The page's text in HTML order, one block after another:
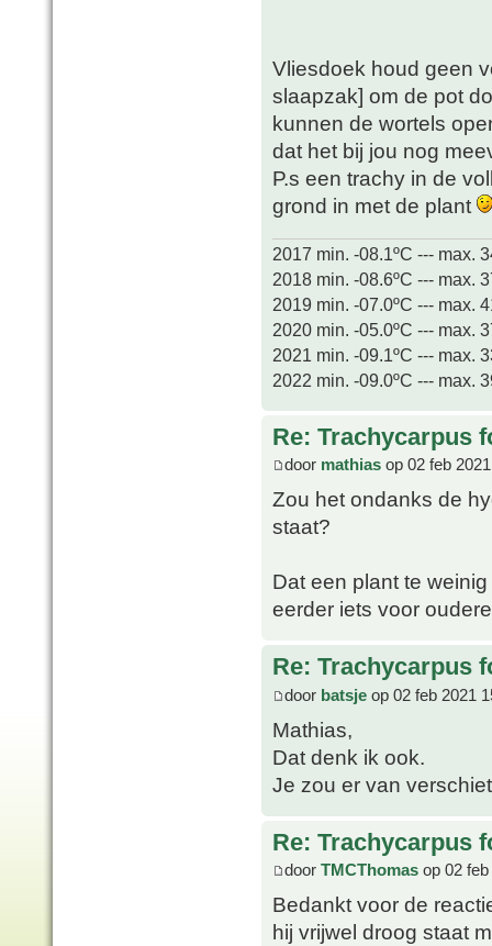
Vliesdoek houd geen
slaapzak] om de pot
kunnen de wortels
dat het bij jou nog
P.s een trachy in de
grond in met de plant
2017 min. -08.1ºC --- max.
2018 min. -08.6ºC --- max.
2019 min. -07.0ºC --- max.
2020 min. -05.0ºC --- max.
2021 min. -09.1ºC --- max.
2022 min. -09.0ºC --- max.
Re: Trachycarpus
door mathias op 02 feb
Zou het ondanks de
staat?
Dat een plant te
eerder iets voor
Re: Trachycarpus
door batsje op 02 feb 2021
Mathias,
Dat denk ik ook.
Je zou er van
Re: Trachycarpus
door TMCThomas op 02
Bedankt voor de
hij vrijwel droog staat